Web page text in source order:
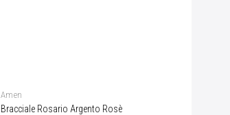
Amen
Bracciale Rosario Argento Rosè